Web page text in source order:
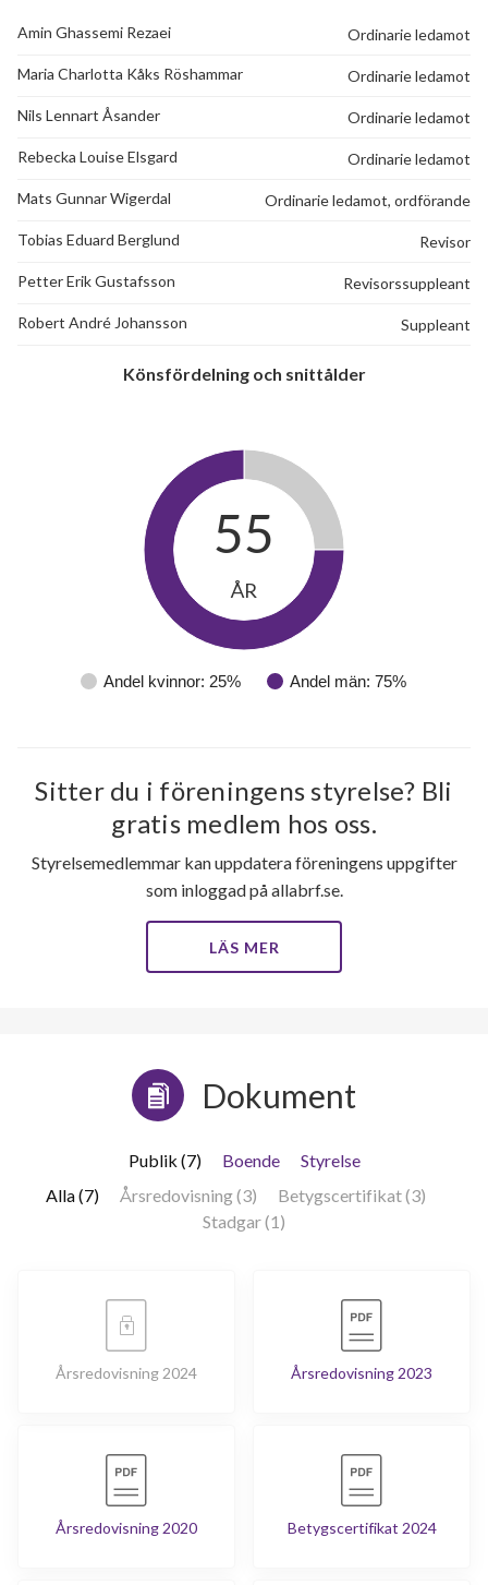
Amin Ghassemi Rezaei Ordinarie ledamot
Maria Charlotta Kåks Röshammar Ordinarie ledamot
Nils Lennart Åsander Ordinarie ledamot
Rebecka Louise Elsgard Ordinarie ledamot
Mats Gunnar Wigerdal Ordinarie ledamot, ordförande
Tobias Eduard Berglund Revisor
Petter Erik Gustafsson Revisorssuppleant
Robert André Johansson Suppleant
Könsfördelning och snittålder
Andel kvinnor: 25% Andel män: 75%
55
ÅR
Sitter du i föreningens styrelse? Bli
gratis medlem hos oss.
Styrelsemedlemmar kan uppdatera föreningens uppgifter
som inloggad på allabrf.se.
LÄS MER
Dokument
Publik (7) Boende
Styrelse
Alla (7)
Årsredovisning (3)
Betygscertifikat (3)
Stadgar (1)
Årsredovisning 2024 Årsredovisning 2023
Årsredovisning 2020 Betygscertifikat 2024